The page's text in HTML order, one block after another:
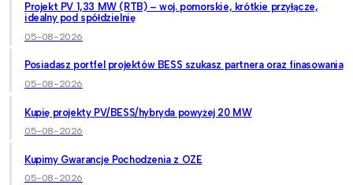
Projekt PV 1,33 MW (RTB) – woj. pomorskie, krótkie przyłącze,
idealny pod spółdzielnię
05-08-2026
Posiadasz portfel projektów BESS szukasz partnera oraz finasowania
05-08-2026
Kupię projekty PV/BESS/hybryda powyżej 20 MW
05-08-2026
Kupimy Gwarancje Pochodzenia z OZE
05-08-2026